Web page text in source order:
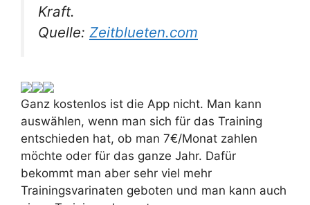
Kraft.
Quelle: Zeitblueten.com
Ganz kostenlos ist die App nicht. Man kann
auswählen, wenn man sich für das Training
entschieden hat, ob man 7€/Monat zahlen
möchte oder für das ganze Jahr. Dafür
bekommt man aber sehr viel mehr
Trainingsvarinaten geboten und man kann auch